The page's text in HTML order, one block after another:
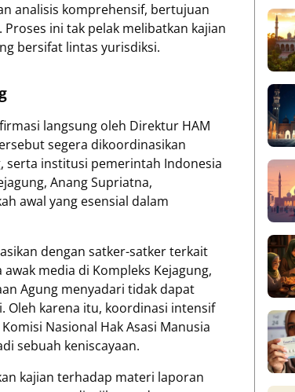
analisis komprehensif, bertujuan
ini tak pelak melibatkan kajian
bersifat lintas yurisdiksi.
langsung oleh Direktur HAM
segera dikoordinasikan
serta institusi pemerintah Indonesia
Anang Supriatna,
awal yang esensial dalam
dengan satker-satker terkait
media di Kompleks Kejagung,
Agung menyadari tidak dapat
Oleh karena itu, koordinasi intensif
Nasional Hak Asasi Manusia
sebuah keniscayaan.
kajian terhadap materi laporan